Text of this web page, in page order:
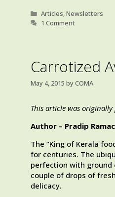
Categories
Articles,Newsletters
1 Comment
Carrotized
May 4, 2015 byCOMA
This article was
Author – Pradip
The “King of Kerala
for centuries. The
perfection with ground
couple of drops of
delicacy.